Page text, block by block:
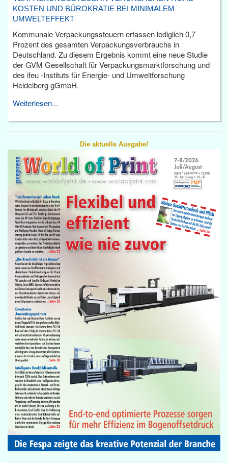
KOSTEN UND BÜROKRATIE BEI MINIMALEM
UMWELTEFFEKT
Kommunale Verpackungssteuern erfassen lediglich 0,7
Prozent des gesamten Verpackungsverbrauchs in
Deutschland. Zu diesem Ergebnis kommt eine neue Studie
der GVM Gesellschaft für Verpackungsmarktforschung und
des ifeu -Instituts für Energie- und Umweltforschung
Heidelberg gGmbH.
Weiterlesen...
Die aktuelle Ausgabe!